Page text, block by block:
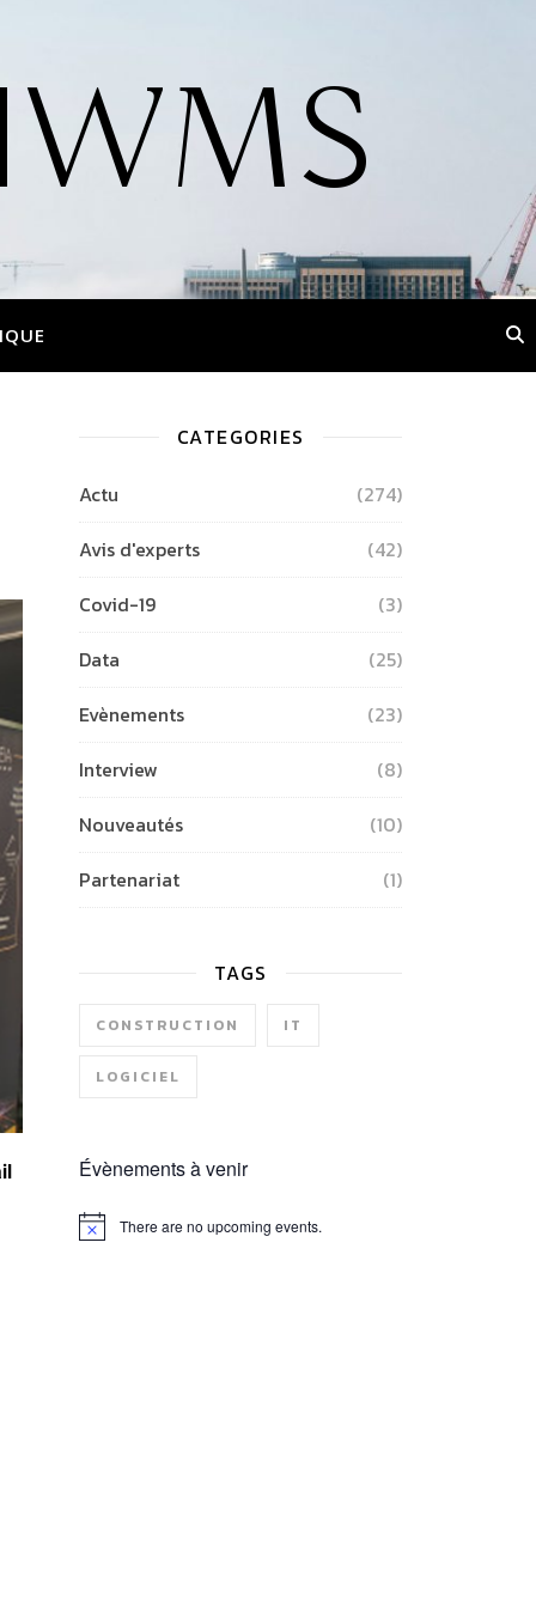
CATEGORIES
Actu
(274)
Avis d'experts
(42)
Covid-19
(3)
Data
(25)
Evènements
(23)
Interview
(8)
Nouveautés
(10)
Partenariat
(1)
TAGS
CONSTRUCTION IT
LOGICIEL
Évènements à venir
Notice There are no upcoming events.